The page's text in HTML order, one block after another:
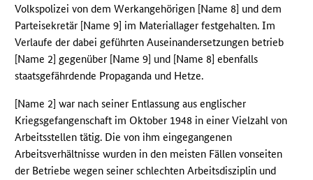
Volkspolizei von dem Werkangehörigen [Name 8] und dem
Parteisekretär [Name 9] im Materiallager festgehalten. Im
Verlaufe der dabei geführten Auseinandersetzungen betrieb
[Name 2] gegenüber [Name 9] und [Name 8] ebenfalls
staatsgefährdende Propaganda und Hetze.
[Name 2] war nach seiner Entlassung aus englischer
Kriegsgefangenschaft im Oktober 1948 in einer Vielzahl von
Arbeitsstellen tätig. Die von ihm eingegangenen
Arbeitsverhältnisse wurden in den meisten Fällen vonseiten
der Betriebe wegen seiner schlechten Arbeitsdisziplin und